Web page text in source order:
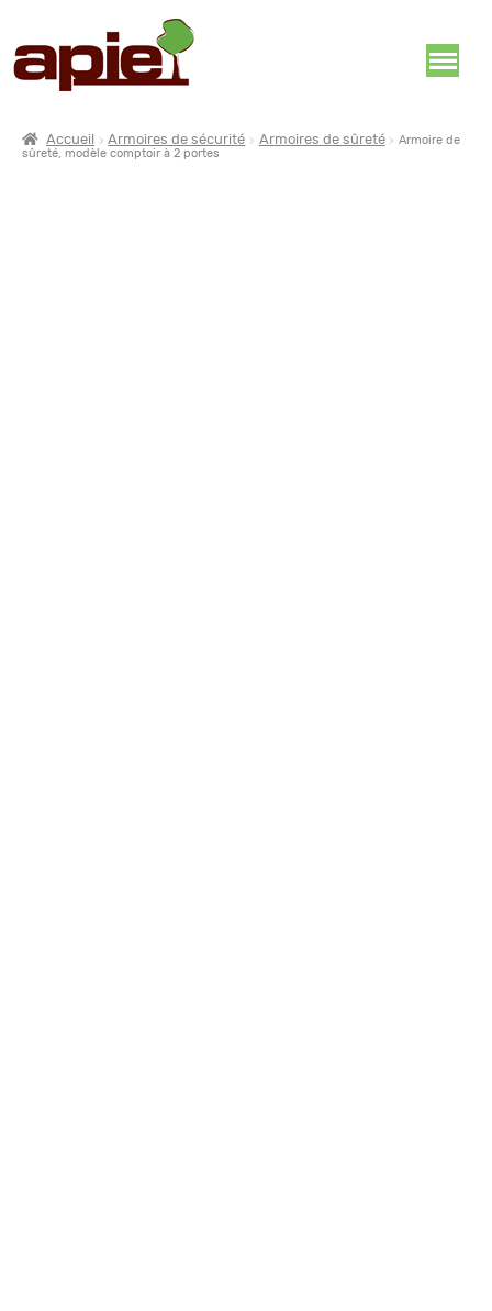
Accueil Armoires de sécurité Armoires de sûreté
Armoire de
sûreté, modèle comptoir à 2 portes